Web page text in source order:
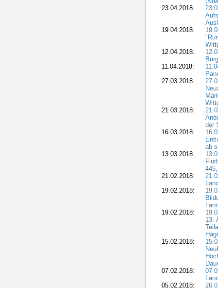
23.04.2018:
19.04.2018:
12.04.2018:
11.04.2018:
27.03.2018:
21.03.2018:
der
16.03.2018:
ab
13.03.2018:
21.02.2018:
19.02.2018:
19.02.2018:
13.
15.02.2018:
07.02.2018:
05.02.2018: